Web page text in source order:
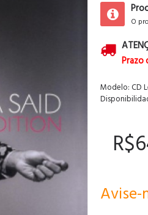
O
Prazo
Modelo: CD
Avise-